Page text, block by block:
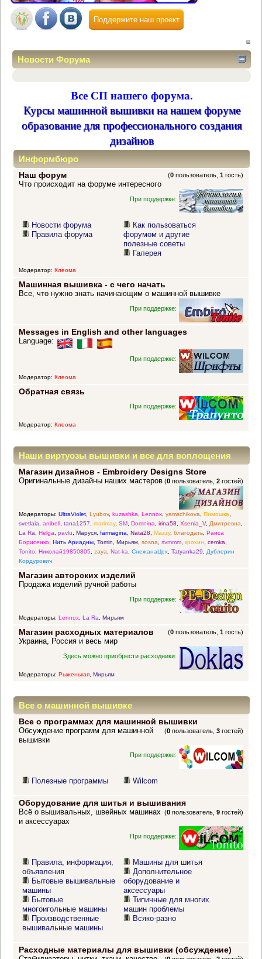
Поддержите наш проект
Новости Форума
Все СП нашего форума.
Курсы машинной вышивки на нашем форуме
образование для профессионального создания
дизайнов
Информбюро
Наш форум (0 пользователь,1 гость)
Что происходит на форуме интересного
При поддержке:
Новости форума
Правила форума
Как пользоваться
форумом и другие
полезные советы
Галерея
Модератор: Клеома
Машинная вышивка - с чего начать
Все, что нужно знать начинающим о машинной вышивке
При поддержке:
Messages in English and other languages
Language:
При поддержке:
Модератор: Клеома
Обратная связь
При поддержке:
Модератор: Клеома
Наши виртуозы вышивки и все для воплощения
прекрасных идей
Магазин дизайнов - Embroidery Designs Store
(0 пользователь,2 гостей)
Оригинальные дизайны наших мастеров
Модераторы: UltraViolet, Lyubov, kuzashka, Lennox, yamschikova, Пимошка,
svetlaia, anibell, tana1257, marimay, SM, Domnina, irina58, Xsenia_V, Дмитревна,
La Ra, Helga, pavlu, Маруся, farmagina, Nata28, Mazzy, благодать, Раиса
Борисенко, Нить Ариадны, Tomin, Мирьям, sosna, svmmm, крохин, cemka,
Tonito, Николай19850805, zaya, Nat-ka, СнежанаЦех, Tatyanka29, Дублерин
Кордурович
Магазин авторских изделий
Продажа изделий ручной работы
При поддержке:
Модераторы: Lennox, La Ra, Мирьям
Магазин расходных материалов (0 пользователь,1 гость)
Украина, Россия и весь мир
Здесь можно приобрести расходники:
Модераторы: Рыженькая, Мирьям
Все о машинной вышивке
Все о программах для машинной вышивки
(0 пользователь,3 гостей)
Обсуждение программ для машинной
вышивки
При поддержке:
Полезные программы Wilcom
Оборудование для шитья и вышивания
(0 пользователь,9 гостей)
Всё о вышивальных, швейных машинах
и аксессуарах
При поддержке:
Правила, информация,
объявления
Бытовые вышивальные
машины
Бытовые
многоигольные машины
Производственные
вышивальные машины
Машины для шитья
Дополнительное
оборудование и
аксессуары
Типичные для многих
машин проблемы
Всяко-разно
Расходные материалы для вышивки (обсуждение)